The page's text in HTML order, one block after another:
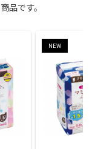
品です。
NEW